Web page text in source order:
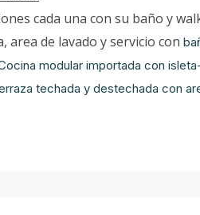
cada una con su baño y
de lavado y servicio con
modular importada con
techada y destechada con